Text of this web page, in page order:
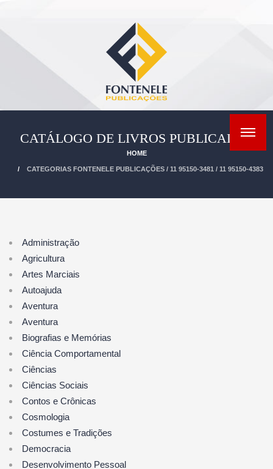
CATÁLOGO DE LIVROS PUBLICADOS
HOME
CATEGORIAS FONTENELE PUBLICAÇÕES / 11 95150-3481 / 11 95150-4383
Administração
Agricultura
Artes Marciais
Autoajuda
Aventura
Aventura
Biografias e Memórias
Ciência Comportamental
Ciências
Ciências Sociais
Contos e Crônicas
Cosmologia
Costumes e Tradições
Democracia
Desenvolvimento Pessoal